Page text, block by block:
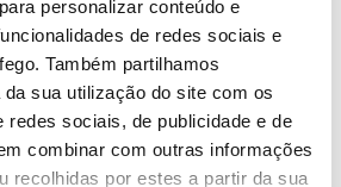
personalizar conteúdo e
de redes sociais e
Também partilhamos
sua utilização do site com os
redes sociais, de publicidade e de
combinar com outras informações
recolhidas por estes a partir da sua
LIKE MORE INFORMATION
PRODUCT?